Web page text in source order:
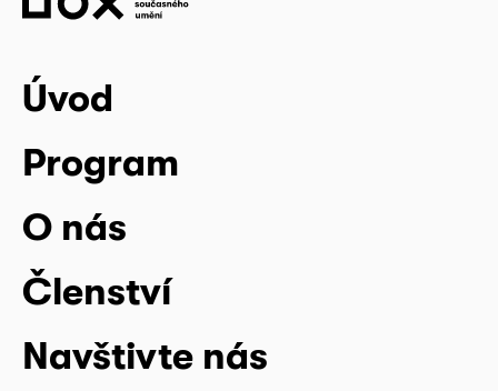
Úvod
Program
O nás
Členství
Navštivte nás